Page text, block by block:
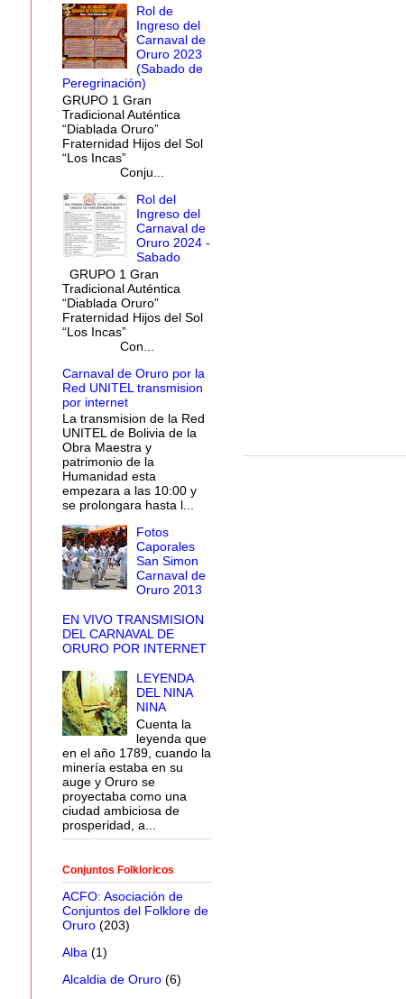
Rol de
Ingreso del
Carnaval de
Oruro 2023
(Sabado de
Peregrinación)
GRUPO 1 Gran
Tradicional Auténtica
“Diablada Oruro”
Fraternidad Hijos del Sol
“Los Incas”
Conju...
Rol del
Ingreso del
Carnaval de
Oruro 2024 -
Sabado
GRUPO 1 Gran
Tradicional Auténtica
“Diablada Oruro”
Fraternidad Hijos del Sol
“Los Incas”
Con...
Carnaval de Oruro por la
Red UNITEL transmision
por internet
La transmision de la Red
UNITEL de Bolivia de la
Obra Maestra y
patrimonio de la
Humanidad esta
empezara a las 10:00 y
se prolongara hasta l...
Fotos
Caporales
San Simon
Carnaval de
Oruro 2013
EN VIVO TRANSMISION
DEL CARNAVAL DE
ORURO POR INTERNET
LEYENDA
DEL NINA
NINA
Cuenta la
leyenda que
en el año 1789, cuando la
minería estaba en su
auge y Oruro se
proyectaba como una
ciudad ambiciosa de
prosperidad, a...
Conjuntos Folkloricos
ACFO: Asociación de
Conjuntos del Folklore de
Oruro (203)
Alba (1)
Alcaldia de Oruro (6)